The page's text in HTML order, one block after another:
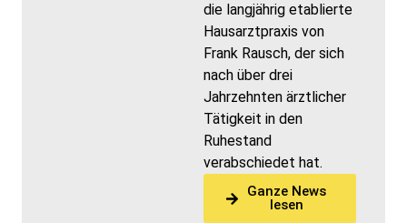
die langjährig etablierte
Hausarztpraxis von
Frank Rausch, der sich
nach über drei
Jahrzehnten ärztlicher
Tätigkeit in den
Ruhestand
verabschiedet hat.
Ganze News
lesen